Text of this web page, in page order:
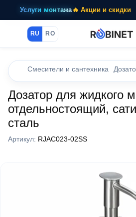
Услуги монтажа🔥 Акции и скидки
RU RO
Смесители и сантехника
Дозатор для жидкого
отдельностоящий,
сталь
Артикул: RJAC023-02SS